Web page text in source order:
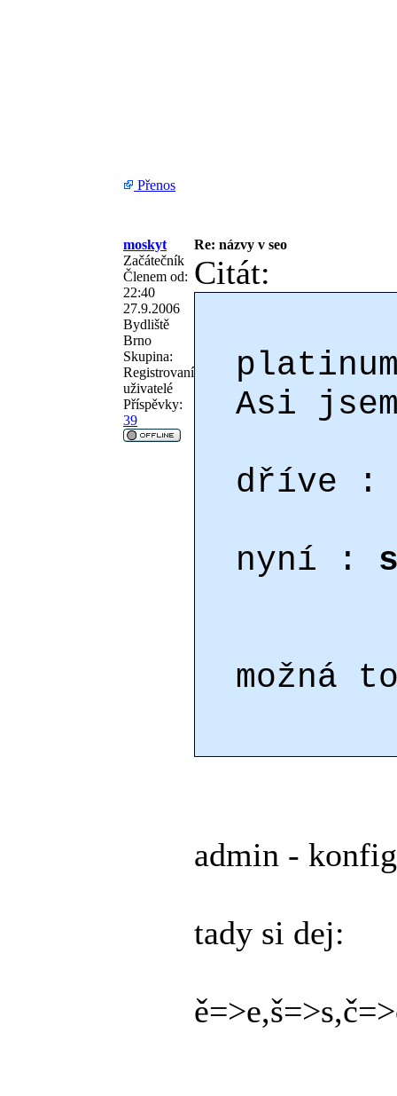
Přenos
moskyt
Re: názvy v seo
Začátečník
Členem od:
22:40
27.9.2006
Bydliště
Brno
Skupina:
Registrovaní
uživatelé
Příspěvky:
39
Citát:
Asi
dříve
nyní :
možná
admin -
tady si dej: